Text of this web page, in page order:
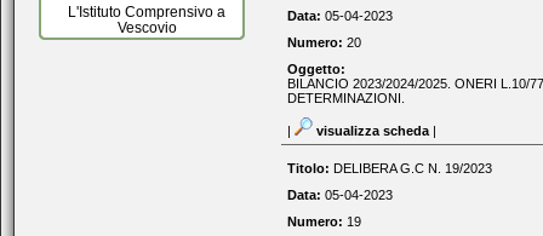
L'Istituto Comprensivo a
Vescovio
Data: 05-04-2023
Numero: 20
Oggetto:
BILANCIO 2023/2024/2025. ONERI L.10/
DETERMINAZIONI.
| visualizza scheda |
Titolo: DELIBERA G.C N. 19/2023
Data: 05-04-2023
Numero: 19